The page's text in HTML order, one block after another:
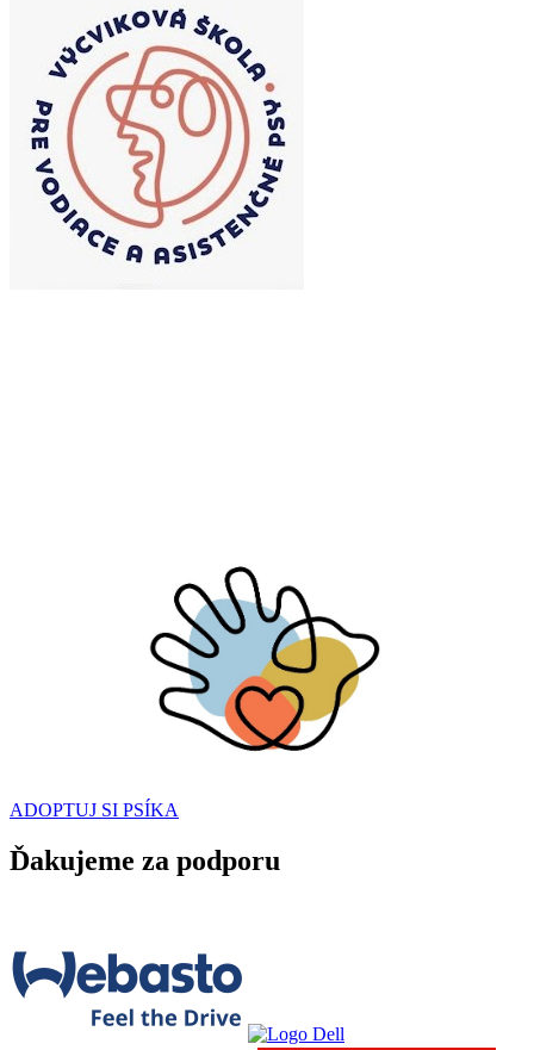
ADOPTUJ SI PSÍKA
Ďakujeme za podporu